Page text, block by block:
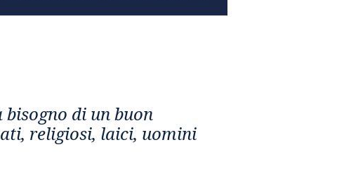
di un buon
religiosi, laici, uomini